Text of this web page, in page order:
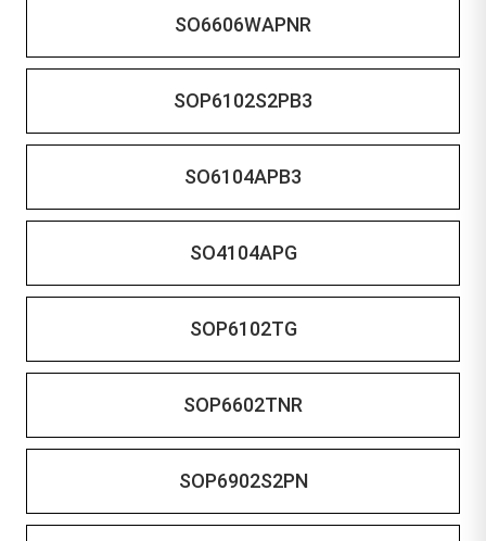
SO6606WAPNR
SOP6102S2PB3
SO6104APB3
SO4104APG
SOP6102TG
SOP6602TNR
SOP6902S2PN